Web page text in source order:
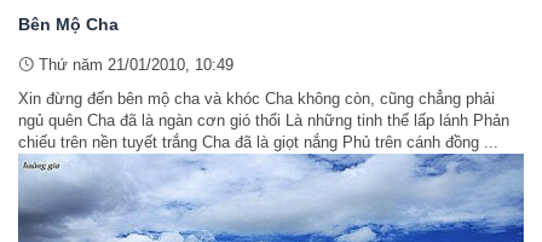
Bên Mộ Cha
Thứ năm 21/01/2010, 10:49
Xin đừng đến bên mộ cha và khóc Cha không còn, cũng chẳng phải
ngủ quên Cha đã là ngàn cơn gió thổi Là những tinh thể lấp lánh Phản
chiếu trên nền tuyết trắng Cha đã là giọt nắng Phủ trên cánh đồng ...